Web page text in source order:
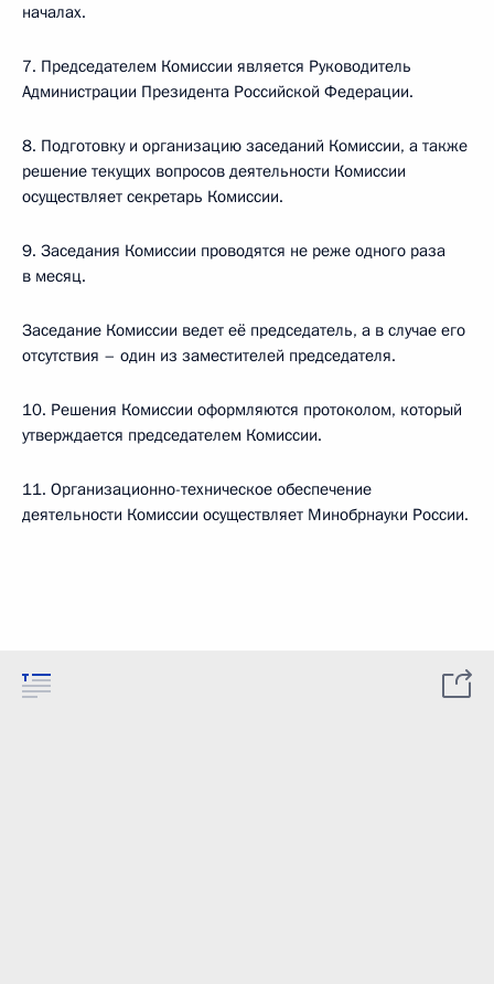
началах.
7. Председателем Комиссии является Руководитель
Администрации Президента Российской Федерации.
8. Подготовку и организацию заседаний Комиссии, а также
решение текущих вопросов деятельности Комиссии
осуществляет секретарь Комиссии.
9. Заседания Комиссии проводятся не реже одного раза
в месяц.
Заседание Комиссии ведет её председатель, а в случае его
отсутствия – один из заместителей председателя.
10. Решения Комиссии оформляются протоколом, который
утверждается председателем Комиссии.
11. Организационно-техническое обеспечение
деятельности Комиссии осуществляет Минобрнауки России.